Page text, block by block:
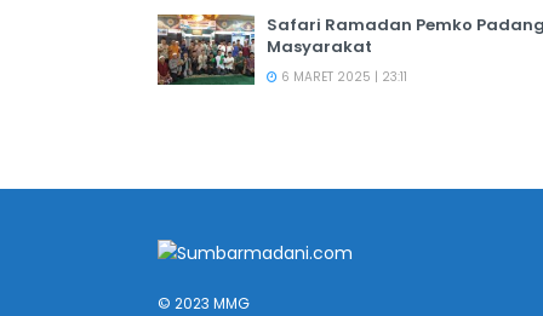
Safari Ramadan Pemko
Masyarakat
6 MARET 2025 | 23:11
© 2023 MMG